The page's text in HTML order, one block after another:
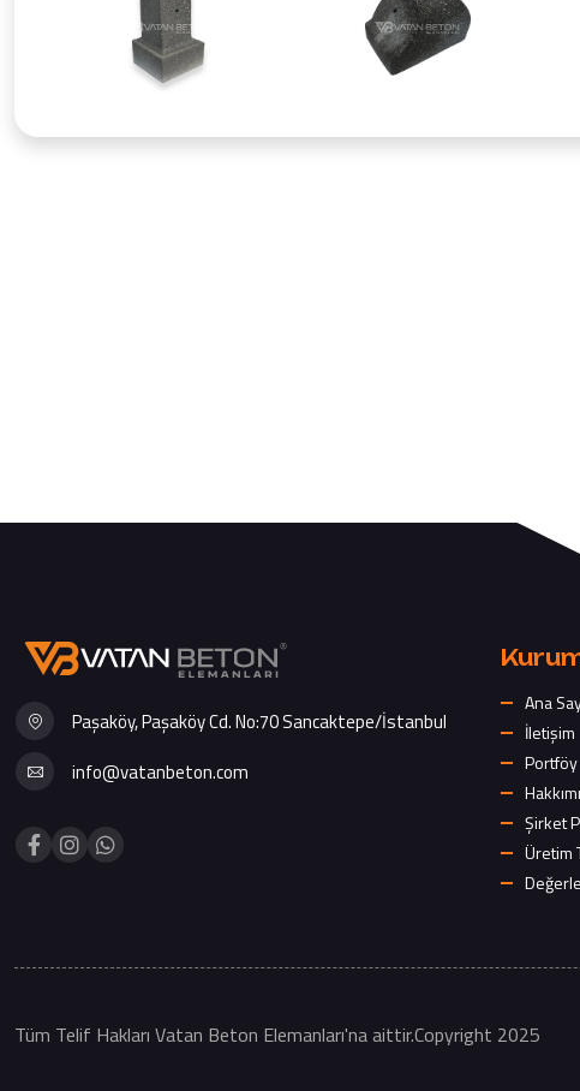
Paşaköy, Paşaköy Cd. No:70 Sancaktepe/İstanbul
info@vatanbeton.com
Ana
İletişim
Portföy
Şirket
Üretim
Tüm Telif Hakları Vatan Beton Elemanları'na aittir.Copyright 2025